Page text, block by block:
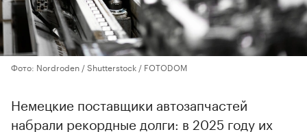
Фото: Nordroden / Shutterstock / FOTODOM
Немецкие поставщики автозапчастей
набрали рекордные долги: в 2025 году их